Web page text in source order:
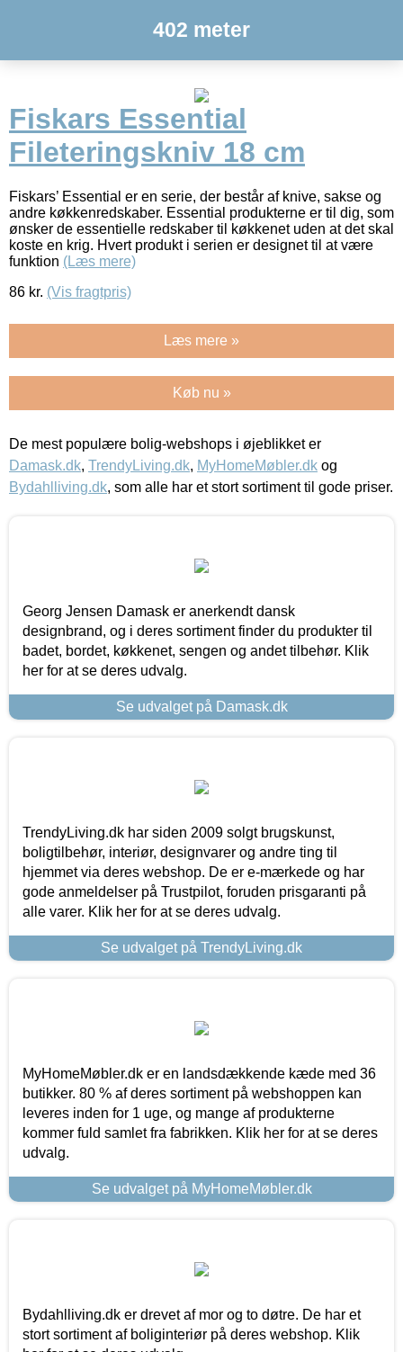
402 meter
Fiskars Essential
Fileteringskniv 18 cm
Fiskars’ Essential er en serie, der består af knive, sakse og
andre køkkenredskaber. Essential produkterne er til dig, som
ønsker de essentielle redskaber til køkkenet uden at det skal
koste en krig. Hvert produkt i serien er designet til at være
funktion (Læs mere)
86 kr. (Vis fragtpris)
Læs mere »
Køb nu »
De mest populære bolig-webshops i øjeblikket er
Damask.dk, TrendyLiving.dk, MyHomeMøbler.dk og
Bydahlliving.dk, som alle har et stort sortiment til gode priser.
Georg Jensen Damask er anerkendt dansk
designbrand, og i deres sortiment finder du produkter til
badet, bordet, køkkenet, sengen og andet tilbehør. Klik
her for at se deres udvalg.
Se udvalget på Damask.dk
TrendyLiving.dk har siden 2009 solgt brugskunst,
boligtilbehør, interiør, designvarer og andre ting til
hjemmet via deres webshop. De er e-mærkede og har
gode anmeldelser på Trustpilot, foruden prisgaranti på
alle varer. Klik her for at se deres udvalg.
Se udvalget på TrendyLiving.dk
MyHomeMøbler.dk er en landsdækkende kæde med 36
butikker. 80 % af deres sortiment på webshoppen kan
leveres inden for 1 uge, og mange af produkterne
kommer fuld samlet fra fabrikken. Klik her for at se deres
udvalg.
Se udvalget på MyHomeMøbler.dk
Bydahlliving.dk er drevet af mor og to døtre. De har et
stort sortiment af boliginteriør på deres webshop. Klik